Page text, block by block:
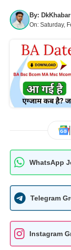
By: DkKhabar
On: Saturday,
WhatsApp
Telegram
Instagram